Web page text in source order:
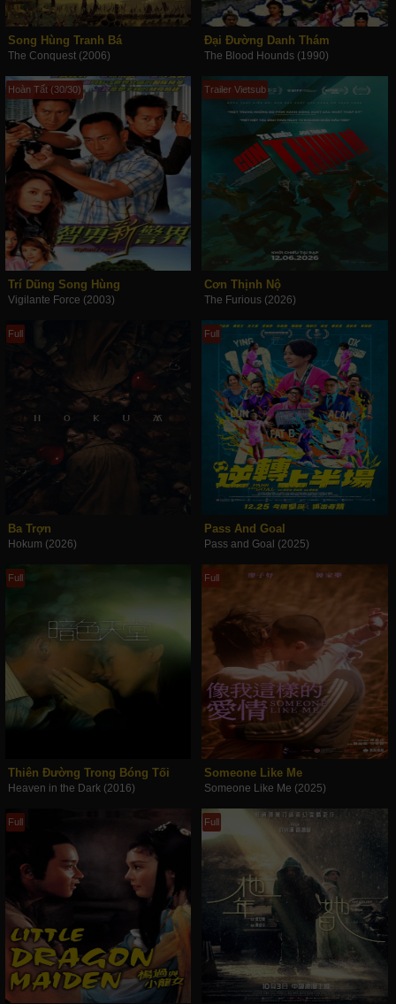
Song Hùng Tranh Bá
The Conquest (2006)
Đại Đường Danh Thám
The Blood Hounds (1990)
Hoàn Tất (30/30)
Trí Dũng Song Hùng
Vigilante Force (2003)
Trailer Vietsub
Cơn Thịnh Nộ
The Furious (2026)
Full
Ba Trợn
Hokum (2026)
Full
Pass And Goal
Pass and Goal (2025)
Full
Thiên Đường Trong Bóng Tối
Heaven in the Dark (2016)
Full
Someone Like Me
Someone Like Me (2025)
Full Full